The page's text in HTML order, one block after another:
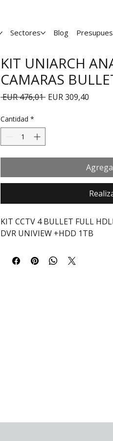
Sectores Blog
KIT UNIARCH
CAMARAS
EUR 476,01 Precio
EUR 309,40Precio
Cantidad *
KIT CCTV 4 BULLET FULL
DVR UNIVIEW +HDD 1TB